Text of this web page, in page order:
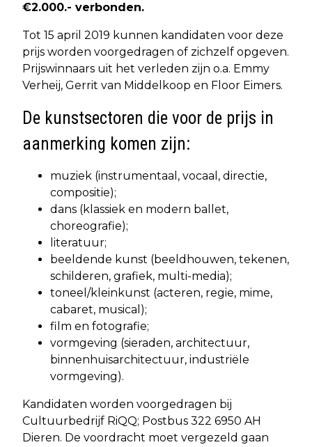
€2.000.- verbonden.
Tot 15 april 2019 kunnen kandidaten voor deze
prijs worden voorgedragen of zichzelf opgeven.
Prijswinnaars uit het verleden zijn o.a. Emmy
Verheij, Gerrit van Middelkoop en Floor Eimers.
De kunstsectoren die voor de prijs in
aanmerking komen zijn:
muziek (instrumentaal, vocaal, directie,
compositie);
dans (klassiek en modern ballet,
choreografie);
literatuur;
beeldende kunst (beeldhouwen, tekenen,
schilderen, grafiek, multi-media);
toneel/kleinkunst (acteren, regie, mime,
cabaret, musical);
film en fotografie;
vormgeving (sieraden, architectuur,
binnenhuisarchitectuur, industriële
vormgeving).
Kandidaten worden voorgedragen bij
Cultuurbedrijf RiQQ; Postbus 322 6950 AH
Dieren. De voordracht moet vergezeld gaan